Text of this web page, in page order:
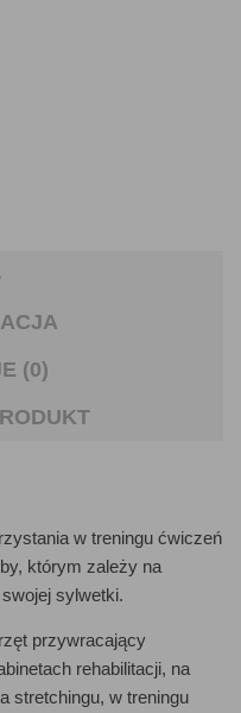
(0)
w treningu ćwiczeń
którym zależy na
sylwetki.
przywracający
rehabilitacji, na
stretchingu, w treningu